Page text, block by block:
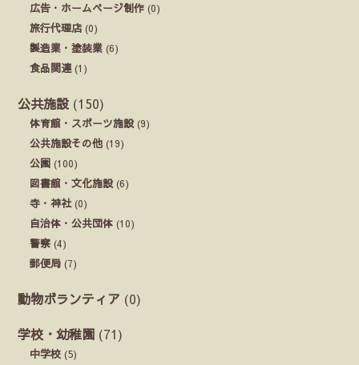
広告・ホームページ制作 (0)
旅行代理店 (0)
製造業・塗装業 (6)
食品関連 (1)
公共施設 (150)
体育館・スポーツ施設(9)
公共施設その他 (19)
公園 (100)
図書館・文化施設(6)
寺・神社(0)
自治体・公共団体 (10)
警察 (4)
郵便局 (7)
動物ボランティア (0)
学校・幼稚園 (71)
中学校 (5)